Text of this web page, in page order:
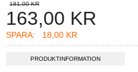
181,00 KR
163,00 KR
SPARA: 18,00 KR
PRODUKTINFORMATION